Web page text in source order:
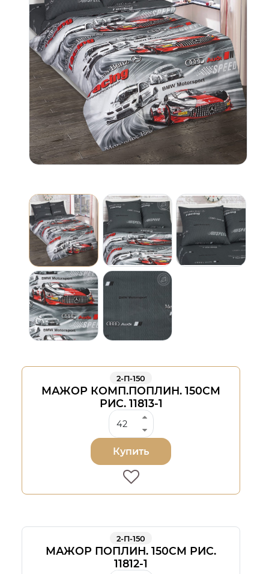
2-П-150
МАЖОР КОМП.ПОПЛИН. 150СМ
РИС. 11813-1
Купить
2-П-150
МАЖОР ПОПЛИН. 150СМ РИС.
11812-1